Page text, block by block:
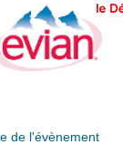
de l'évènement